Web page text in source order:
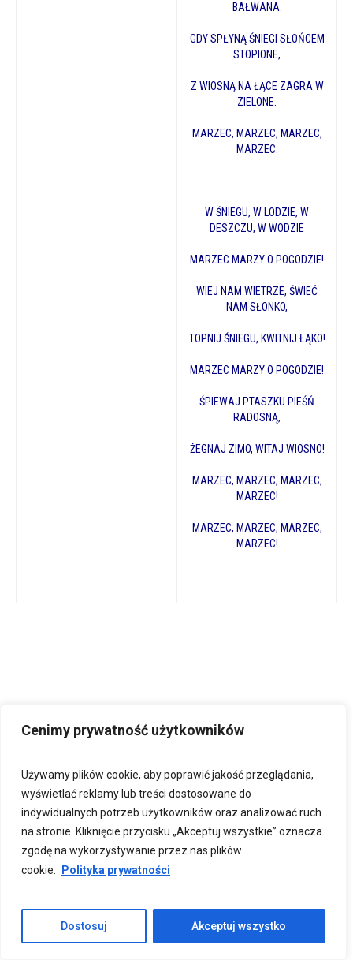
Cenimy prywatność użytkowników
Używamy plików cookie, aby poprawić jakość przeglądania,
wyświetlać reklamy lub treści dostosowane do
indywidualnych potrzeb użytkowników oraz analizować ruch
na stronie. Kliknięcie przycisku „Akceptuj wszystkie” oznacza
zgodę na wykorzystywanie przez nas plików
cookie.
Polityka prywatności
Dostosuj Akceptuj wszystko
BAŁWANA.
GDY SPŁYNĄ ŚNIEGI SŁOŃCEM
STOPIONE,
Z WIOSNĄ NA ŁĄCE ZAGRA W
ZIELONE.
MARZEC, MARZEC, MARZEC,
MARZEC.
W ŚNIEGU, W LODZIE, W
DESZCZU, W WODZIE
MARZEC MARZY O POGODZIE!
WIEJ NAM WIETRZE, ŚWIEĆ
NAM SŁONKO,
TOPNIJ ŚNIEGU, KWITNIJ ŁĄKO!
MARZEC MARZY O POGODZIE!
ŚPIEWAJ PTASZKU PIEŚŃ
RADOSNĄ,
ŻEGNAJ ZIMO, WITAJ WIOSNO!
MARZEC, MARZEC, MARZEC,
MARZEC!
MARZEC, MARZEC, MARZEC,
MARZEC!
STYCZEŃ – LUTY
„CZA – CZA DLA BABCI I
DZIADKA”
„KATARYNKA”
KTÓRY GRAŁ NA KATARYNCE